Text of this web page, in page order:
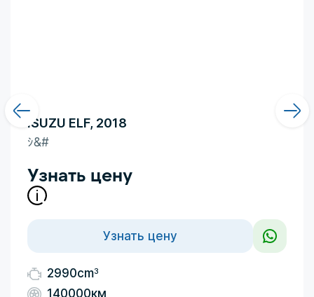
2990cm3
140000км
ISUZU ELF, 2018
ｼ&#
Узнать цену
Узнать цену